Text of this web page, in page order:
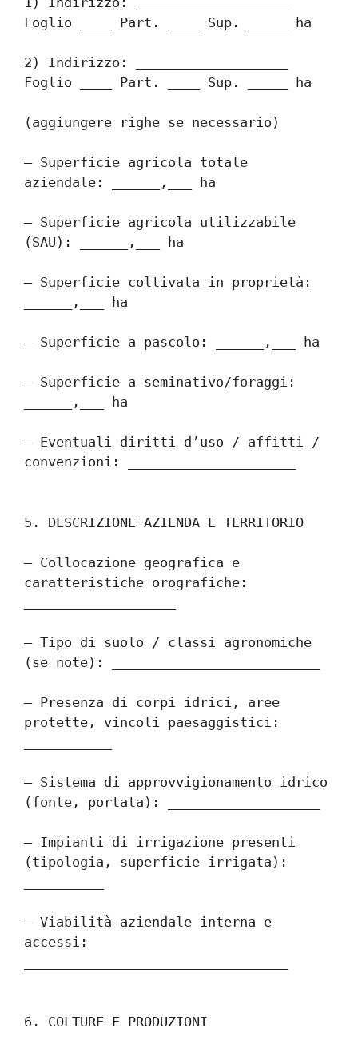
Foglio ____ Part. ____ Sup. _____ ha
2) Indirizzo: ___________________
Foglio ____ Part. ____ Sup. _____ ha
(aggiungere righe se necessario)
– Superficie agricola totale
aziendale: ______,___ ha
– Superficie agricola utilizzabile
(SAU): ______,___ ha
– Superficie coltivata in proprietà:
______,___ ha
– Superficie a pascolo: ______,___ ha
– Superficie a seminativo/foraggi:
______,___ ha
– Eventuali diritti d’uso / affitti /
convenzioni: _____________________
5. DESCRIZIONE AZIENDA E TERRITORIO
– Collocazione geografica e
caratteristiche orografiche:
– Tipo di suolo / classi agronomiche
(se note): __________________________
– Presenza di corpi idrici, aree
protette, vincoli paesaggistici:
– Sistema di approvvigionamento idrico
(fonte, portata): ___________________
– Impianti di irrigazione presenti
(tipologia, superficie irrigata):
– Viabilità aziendale interna e
accessi:
6. COLTURE E PRODUZIONI